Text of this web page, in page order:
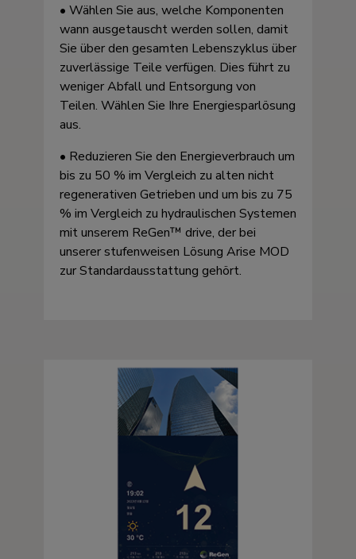
• Wählen Sie aus, welche Komponenten
wann ausgetauscht werden sollen, damit
Sie über den gesamten Lebenszyklus über
zuverlässige Teile verfügen. Dies führt zu
weniger Abfall und Entsorgung von
Teilen. Wählen Sie Ihre Energiesparlösung
aus.
• Reduzieren Sie den Energieverbrauch um
bis zu 50 % im Vergleich zu alten nicht
regenerativen Getrieben und um bis zu 75
% im Vergleich zu hydraulischen Systemen
mit unserem ReGen™ drive, der bei
unserer stufenweisen Lösung Arise MOD
zur Standardausstattung gehört.